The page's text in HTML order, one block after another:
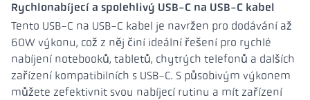
Rychlonabíjecí a spolehlivý USB-C na USB-C kabel
Tento USB-C na USB-C kabel je navržen pro dodávání až
60W výkonu, což z něj činí ideální řešení pro rychlé
nabíjení notebooků, tabletů, chytrých telefonů a dalších
zařízení kompatibilních s USB-C. S působivým výkonem
můžete zefektivnit svou nabíjecí rutinu a mít zařízení